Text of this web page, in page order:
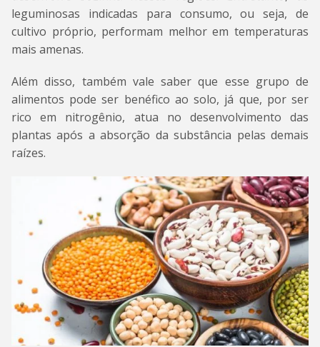
leguminosas indicadas para consumo, ou seja, de
cultivo próprio, performam melhor em temperaturas
mais amenas.
Além disso, também vale saber que esse grupo de
alimentos pode ser benéfico ao solo, já que, por ser
rico em nitrogênio, atua no desenvolvimento das
plantas após a absorção da substância pelas demais
raízes.